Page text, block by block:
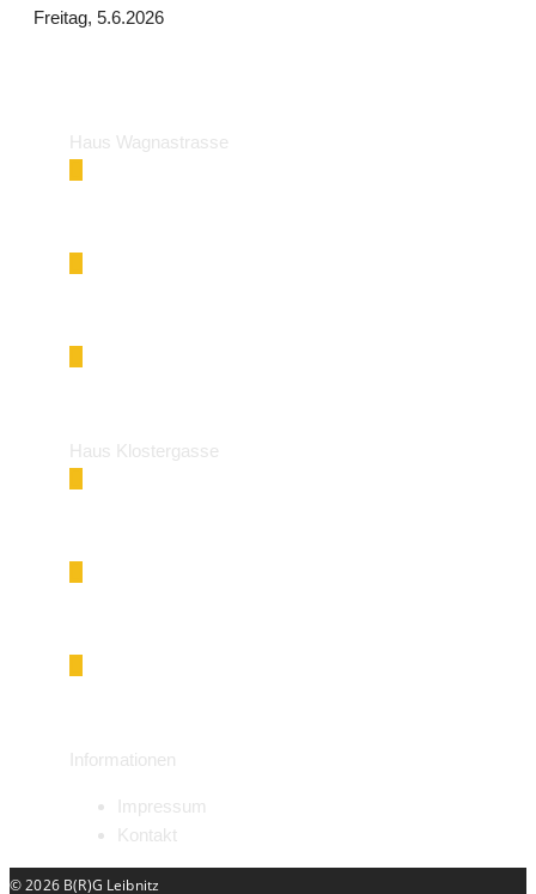
Freitag, 5.6.2026
Haus Wagnastrasse
Haus Klostergasse
Informationen
Impressum
Kontakt
© 2026 B(R)G Leibnitz